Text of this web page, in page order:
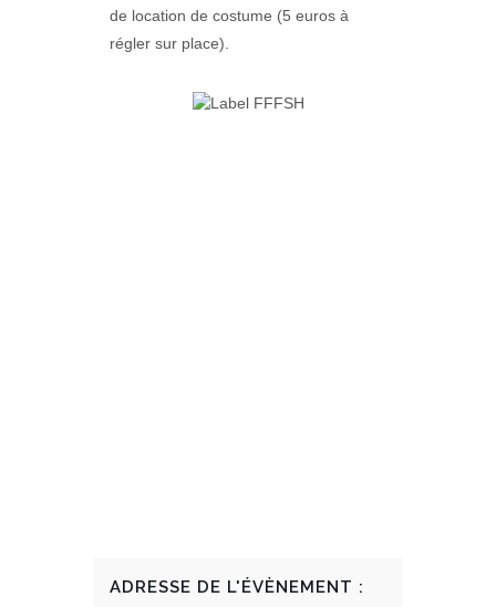
de location de costume (5 euros à
régler sur place).
ADRESSE DE L'ÉVÈNEMENT :